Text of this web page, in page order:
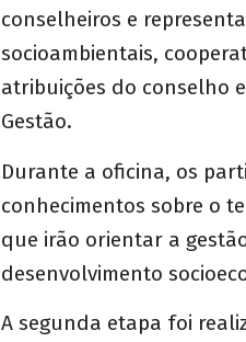
conselheiros e
socioambientais,
atribuições do conselho
Gestão.
Durante a oficina, os
conhecimentos sobre o
que irão orientar a
desenvolvimento
A segunda etapa foi